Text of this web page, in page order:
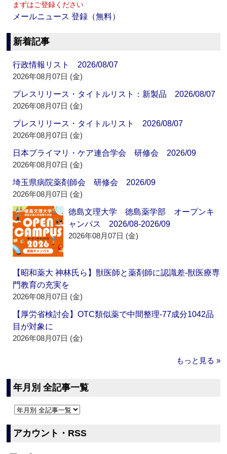
まずはご登録ください
メールニュース 登録（無料）
新着記事
行政情報リスト 2026/08/07
2026年08月07日 (金)
プレスリリース・タイトルリスト：新製品 2026/08/07
2026年08月07日 (金)
プレスリリース・タイトルリスト 2026/08/07
2026年08月07日 (金)
日本プライマリ・ケア連合学会 研修会 2026/09
2026年08月07日 (金)
埼玉県病院薬剤師会 研修会 2026/09
2026年08月07日 (金)
徳島文理大学 徳島薬学部 オープンキ
ャンパス 2026/08-2026/09
2026年08月07日 (金)
【昭和薬大 神林氏ら】獣医師と薬剤師に認識差‐獣医療専
門教育の充実を
2026年08月07日 (金)
【厚労省検討会】OTC類似薬で中間整理‐77成分1042品
目が対象に
2026年08月07日 (金)
もっと見る »
年月別 全記事一覧
アカウント・RSS